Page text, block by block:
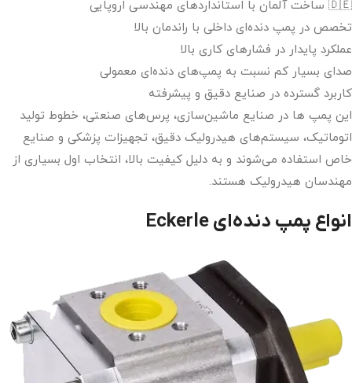
🇩🇪 ساخت آلمان با استانداردهای مهندسی اروپایی
تخصص در پمپ دنده‌ای داخلی با راندمان بالا
عملکرد پایدار در فشارهای کاری بالا
صدای بسیار کم نسبت به پمپ‌های دنده‌ای معمولی
کاربرد گسترده در صنایع دقیق و پیشرفته
این پمپ ها در صنایع ماشین‌سازی، پرس‌های صنعتی، خطوط تولید
اتوماتیک، سیستم‌های هیدرولیک دقیق، تجهیزات پزشکی و صنایع
خاص استفاده می‌شوند و به دلیل کیفیت بالا، انتخاب اول بسیاری از
مهندسان هیدرولیک هستند.
انواع پمپ دنده‌ای Eckerle